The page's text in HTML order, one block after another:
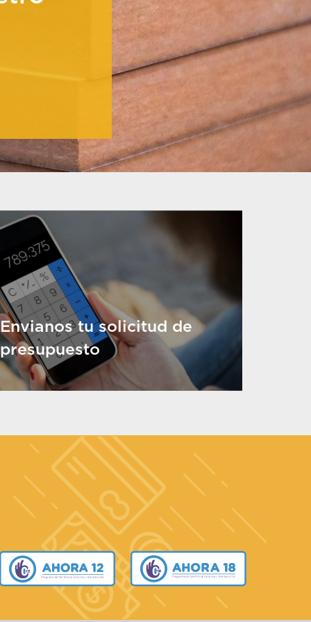
Envianos tu solicitud de
presupuesto